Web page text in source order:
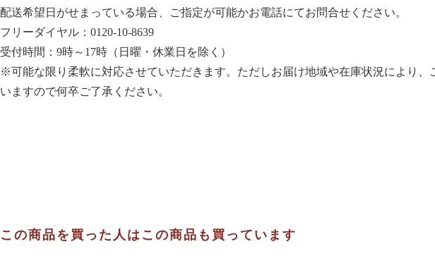
配送希望日がせまっている場合、ご指定が可能かお電話にてお問合せください。
フリーダイヤル：0120-10-8639
受付時間：9時～17時（日曜・休業日を除く）
※可能な限り柔軟に対応させていただきます。ただしお届け地域や在庫状況により、
いますので何卒ご了承ください。
この商品を買った人はこの商品も買っています